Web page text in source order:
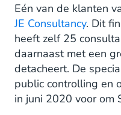
Eén van de klanten
JE Consultancy. Dit
heeft zelf 25
daarnaast met een
detacheert. De
public controlling en
in juni 2020 voor om